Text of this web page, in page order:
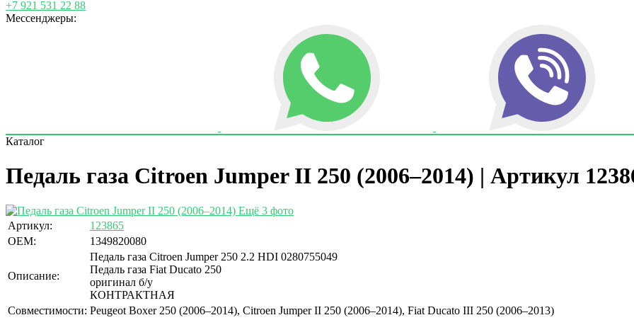
+7 921 531 22 88
Мессенджеры:
Каталог
Педаль газа Citroen Jumper II 250 (2006–2014) | Артикул
Ещё 3 фото
Артикул:
123865
OEM:
1349820080
Описание:
Педаль газа Citroen Jumper 250 2.2 HDI 0280755049
Педаль газа Fiat Ducato 250
оригинал б/у
КОНТРАКТНАЯ
Совместимости: Peugeot Boxer 250 (2006–2014), Citroen Jumper II 250 (2006–2014), Fiat Ducato III 250 (2006–2013)